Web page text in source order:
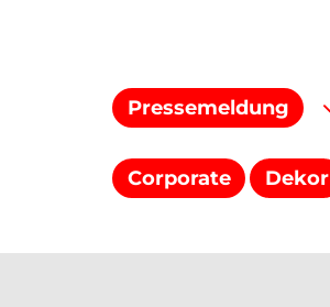
Pressemeldung
Corporate Dekor